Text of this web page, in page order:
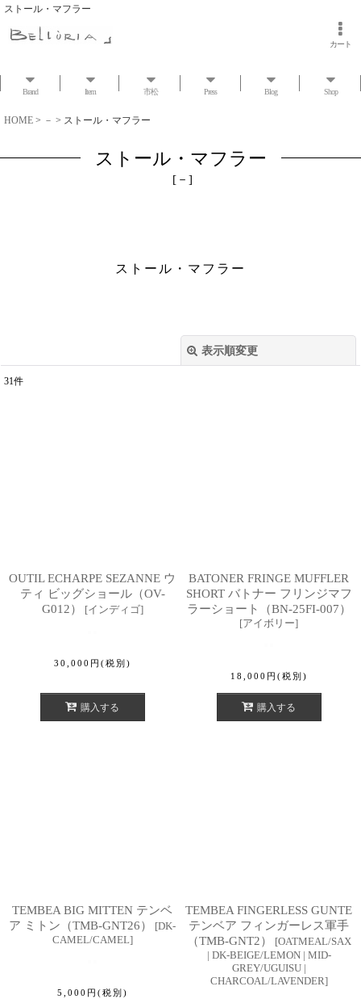
ストール・マフラー
カート
Brand Item 市松 Press Blog Shop
HOME > － > ストール・マフラー
ストール・マフラー
[ － ]
ストール・マフラー
表示順変更
31件
OUTIL ECHARPE SEZANNE ウ
ティ ビッグショール（OV-
G012）
[インディゴ]
30,000 円 (税別)
購入する
BATONER FRINGE MUFFLER
SHORT バトナー フリンジマフ
ラーショート（BN-25FI-007）
[アイボリー]
18,000 円 (税別)
購入する
TEMBEA BIG MITTEN テンベ
ア ミトン（TMB-GNT26）
[DK-
CAMEL/CAMEL]
5,000 円 (税別)
TEMBEA FINGERLESS GUNTE
テンベア フィンガーレス軍手
（TMB-GNT2）
[OATMEAL/SAX
| DK-BEIGE/LEMON | MID-
GREY/UGUISU |
CHARCOAL/LAVENDER]